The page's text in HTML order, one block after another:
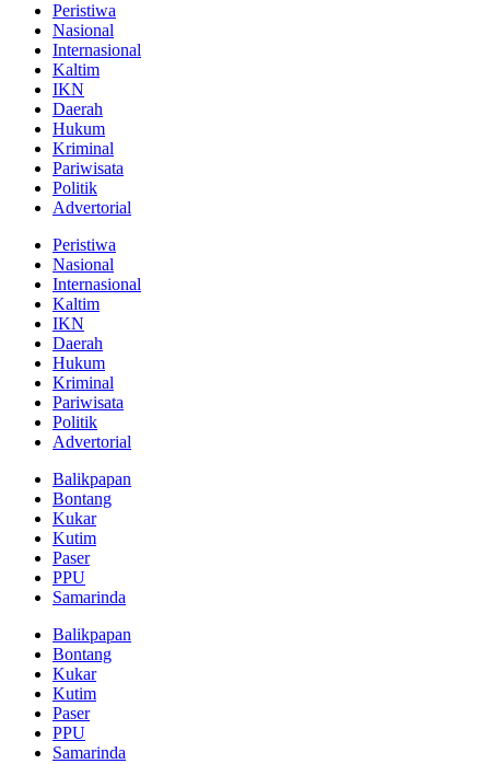
Peristiwa
Nasional
Internasional
Kaltim
IKN
Daerah
Hukum
Kriminal
Pariwisata
Politik
Advertorial
Peristiwa
Nasional
Internasional
Kaltim
IKN
Daerah
Hukum
Kriminal
Pariwisata
Politik
Advertorial
Balikpapan
Bontang
Kukar
Kutim
Paser
PPU
Samarinda
Balikpapan
Bontang
Kukar
Kutim
Paser
PPU
Samarinda